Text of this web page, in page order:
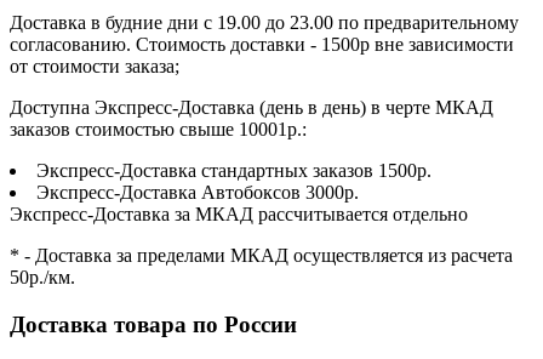
Доставка в будние дни с 19.00 до 23.00 по предварительному
согласованию. Стоимость доставки - 1500р вне зависимости
от стоимости заказа;
Доступна Экспресс-Доставка (день в день) в черте МКАД
заказов стоимостью свыше 10001р.:
Экспресс-Доставка стандартных заказов 1500р.
Экспресс-Доставка Автобоксов 3000р.
Экспресс-Доставка за МКАД рассчитывается отдельно
* - Доставка за пределами МКАД осуществляется из расчета
50р./км.
Доставка товара по России